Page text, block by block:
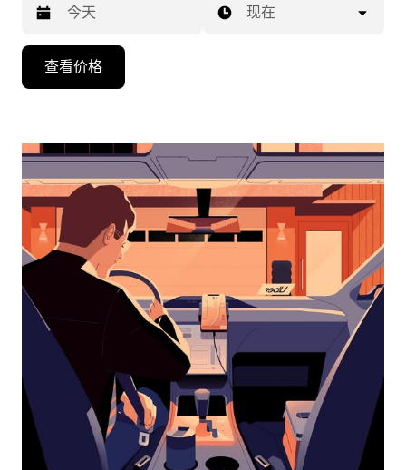
向
头
浏
日
并
期。
按
退
现在
查看价格